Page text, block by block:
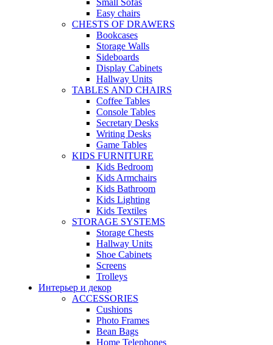
Easy chairs
CHESTS OF DRAWERS
Bookcases
Storage Walls
Sideboards
Display Cabinets
Hallway Units
TABLES AND CHAIRS
Coffee Tables
Console Tables
Secretary Desks
Writing Desks
Game Tables
KIDS FURNITURE
Kids Bedroom
Kids Armchairs
Kids Bathroom
Kids Lighting
Kids Textiles
STORAGE SYSTEMS
Storage Chests
Hallway Units
Shoe Cabinets
Screens
Trolleys
Интерьер и декор
ACCESSORIES
Cushions
Photo Frames
Bean Bags
Home Telephones